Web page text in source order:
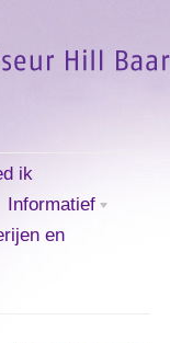
ik
Informatief
en